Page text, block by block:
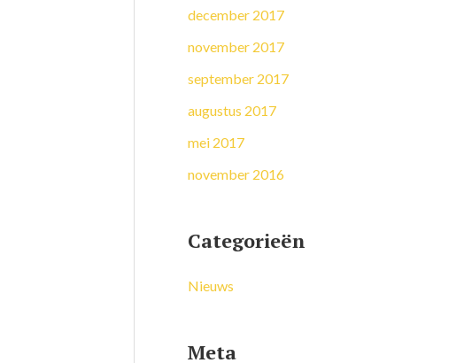
december 2017
november 2017
september 2017
augustus 2017
mei 2017
november 2016
Categorieën
Nieuws
Meta